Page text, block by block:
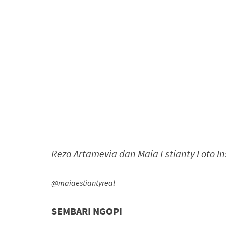
Reza Artamevia dan Maia Estianty Foto
@maiaestiantyreal
SEMBARI NGOPI